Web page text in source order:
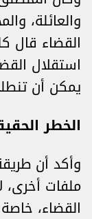
والعائلة،
القضاء قال
استقلال
يمكن أن
الخطر
وأكد أن
ملفات
القضاء،